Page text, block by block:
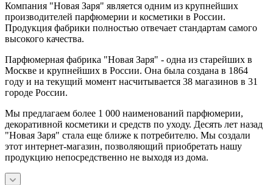
Компания "Новая Заря" является одним из крупнейших
производителей парфюмерии и косметики в России.
Продукция фабрики полностью отвечает стандартам самого
высокого качества.
Парфюмерная фабрика "Новая Заря" - одна из старейших в
Москве и крупнейших в России. Она была создана в 1864
году и на текущий момент насчитывается 38 магазинов в 31
городе России.
Мы предлагаем более 1 000 наименований парфюмерии,
декоративной косметики и средств по уходу. Десять лет назад
"Новая Заря" стала еще ближе к потребителю. Мы создали
этот интернет-магазин, позволяющий приобретать нашу
продукцию непосредственно не выходя из дома.